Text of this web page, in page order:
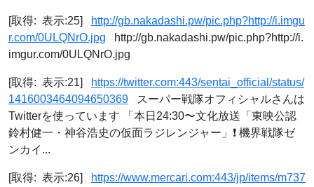
[取得: 表示:25]
http://gb.nakadashi.pw/pic.php?http://i.imgu
r.com/0ULQNrO.jpg http://gb.nakadashi.pw/pic.php?http://i.
imgur.com/0ULQNrO.jpg
[取得: 表示:21]
https://twitter.com:443/sentai_official/status/
1416003464094650369 スーパー戦隊オフィシャルさんは
Twitterを使っています 「本日24:30〜文化放送「東映公認
鈴村健一・神谷浩史の仮面ラジレンジャー」❗️ 機界戦隊ゼ
ンカイ...
[取得: 表示:26]
https://www.mercari.com:443/jp/items/m737